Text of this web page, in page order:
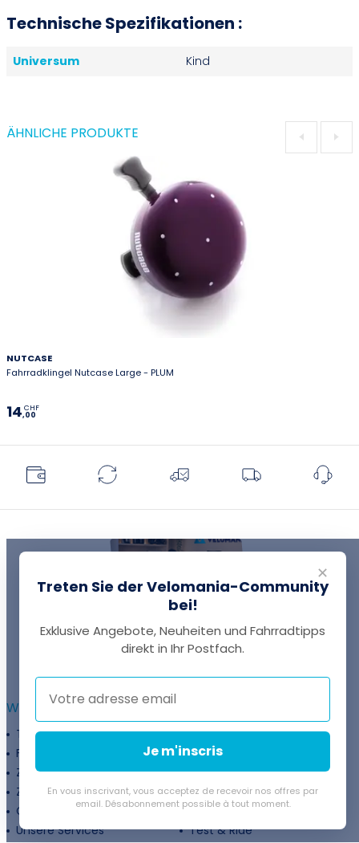
Technische Spezifikationen :
Universum Kind
ÄHNLICHE PRODUKTE
NUTCASE
Fahrradklingel Nutcase Large - PLUM
14,00
CHF
EINE FRAGE?
WEITERFÜHRENDE INFORMATIONEN :
Treueprogramm
Unternehmen
Finanzierung
Treueprogramm
Zahlungsflexibilität
Fahrradanpassung
Zuschüsse
Rückgaberichtlinie
Gutschein
Velovermietung
Unsere Services
Test & Ride
✕
Treten Sie der Velomania-Community
bei!
Exklusive Angebote, Neuheiten und Fahrradtipps
direkt in Ihr Postfach.
Je m'inscris
En vous inscrivant, vous acceptez de recevoir nos offres par
email. Désabonnement possible à tout moment.